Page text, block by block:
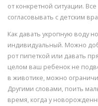
от конкретной ситуации.
согласовывать с детским
Как давать укропную воду
индивидуальный. Можно
рот пипеткой или давать
целом ваш ребенок не
в животике, можно
Другими словами, поить
время, когда у